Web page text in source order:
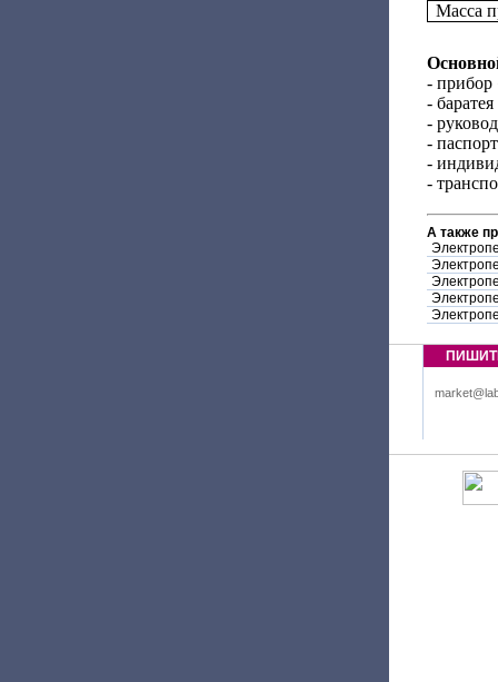
Масса
-
-
-
-
-
-
А также